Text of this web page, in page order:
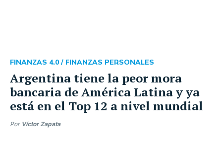
Argentina tiene la peor mora
bancaria de América Latina y ya
está en el Top 12 a nivel mundial
FINANZAS 4.0 / FINANZAS PERSONALES
Por Víctor Zapata